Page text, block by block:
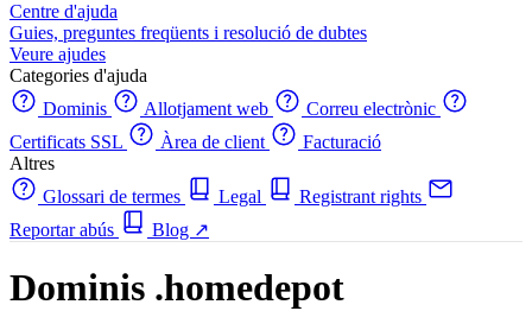
Centre d'ajuda
Guies, preguntes freqüents i resolució de dubtes
Veure ajudes
Categories d'ajuda
Dominis
Allotjament web
Correu electrònic
Certificats SSL
Àrea de client
Facturació
Altres
Glossari de termes
Legal
Registrant rights
Reportar abús
Blog ↗
Dominis .homedepot